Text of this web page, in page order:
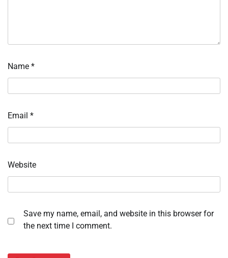
Name *
Email *
Website
Save my name, email, and website in this browser for
the next time I comment.